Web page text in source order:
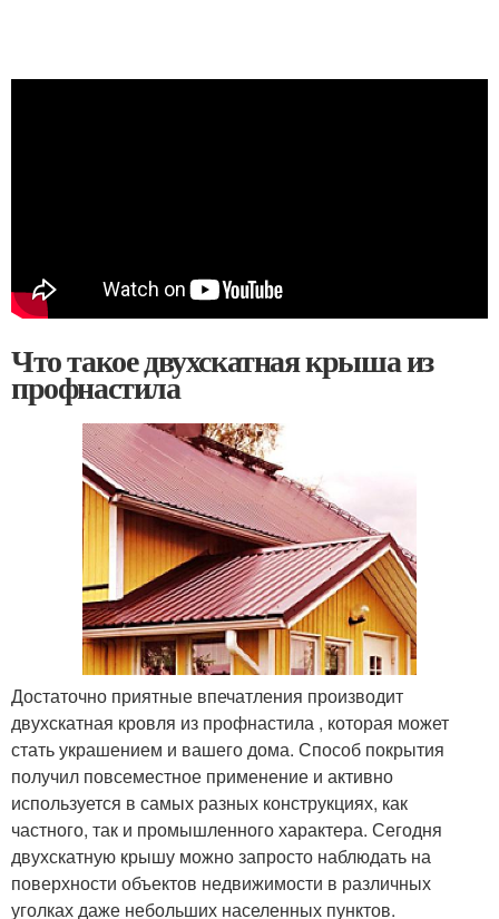
Что такое двухскатная крыша из
профнастила
Достаточно приятные впечатления производит
двухскатная кровля из профнастила , которая может
стать украшением и вашего дома. Способ покрытия
получил повсеместное применение и активно
используется в самых разных конструкциях, как
частного, так и промышленного характера. Сегодня
двухскатную крышу можно запросто наблюдать на
поверхности объектов недвижимости в различных
уголках даже небольших населенных пунктов.